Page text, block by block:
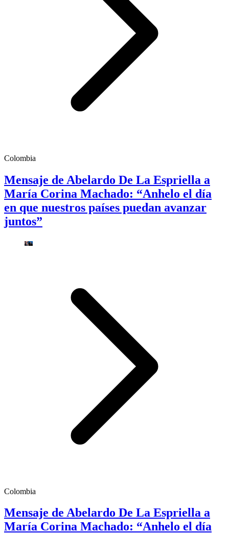
Colombia
Mensaje de Abelardo De La Espriella a
María Corina Machado: “Anhelo el día
en que nuestros países puedan avanzar
juntos”
Colombia
Mensaje de Abelardo De La Espriella a
María Corina Machado: “Anhelo el día